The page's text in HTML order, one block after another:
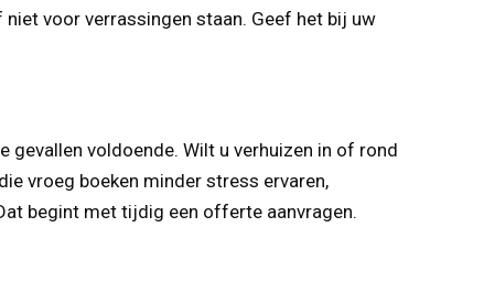
voor verrassingen staan. Geef het bij uw
voldoende. Wilt u verhuizen in of rond
vroeg boeken minder stress ervaren,
begint met tijdig een offerte aanvragen.